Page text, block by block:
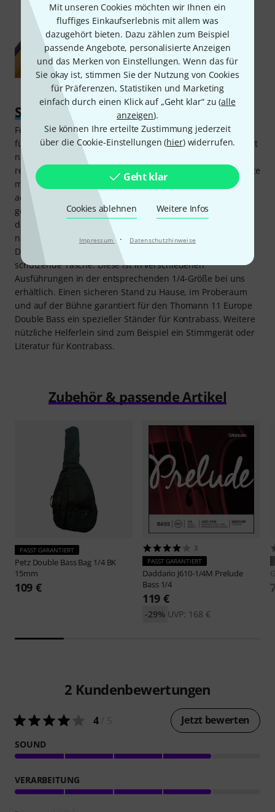
Mit unseren Cookies möchten wir Ihnen ein
fluffiges Einkaufserlebnis mit allem was
dazugehört bieten. Dazu zählen zum Beispiel
passende Angebote, personalisierte Anzeigen
und das Merken von Einstellungen. Wenn das für
Sie okay ist, stimmen Sie der Nutzung von Cookies
für Präferenzen, Statistiken und Marketing
einfach durch einen Klick auf „Geht klar“ zu (alle
anzeigen).
Sie können Ihre erteilte Zustimmung jederzeit
über die Cookie-Einstellungen (hier) widerrufen.
Geht klar
Cookies ablehnen Weitere Infos
Impressum · Datenschutzhinweise
Sinnvolles Zubehör
Für den Thomann 11 Europe Double Bass gibt es Zubehör
für verschiedene Lebenslagen. Zum Streichen der Saiten ist
natürlich ein Bogen notwendig, von denen wir eine
reichhaltige Auswahl führen. Bei der Wahl des Bogens sollte
man unbedingt auf die passende Größe (ebenfalls 1/4)
achten. Damit die Saiten auch richtig ins Schwingen
gebracht werden können, ist ein regelmäßiges Behandeln
der Haare des Bogens mit Kolophonium (spezielles Harz)
notwendig. Für den Transport des Thomann 11 Europe
Double Bass empfiehlt sich eine gepolsterte und
schützende Tasche. Diese ist in verschiedenen
Ausführungen in der entsprechenden 1/4-Größe bei uns
erhältlich. Einen sicheren Stand zu Hause, im Proberaum
und auf der Bühne garantiert für den Thomann 11 Europe
Double Bass ein spezieller Ständer für Kontrabass. Weitere
nützliche Helferlein sind zum Beispiel ein Stimmgerät oder
Literatur für Kontrabass.
Zubehör & passende Artikel
PASST GARANTIERT
Petz Double Bass Bag 1/4 BK
15mm
109 €
3
PASST GARANTIERT
Daddario J610-1/4M Prelude
Bass 1/4
119 €
UVP: 168 €
-29%
2 Kundenbewertungen
4/ 5 Jetzt bewerten
SOUND
VERARBEITUNG